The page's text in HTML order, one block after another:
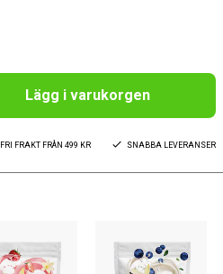
Lägg i varukorgen
FRI FRAKT FRÅN 499 KR SNABBA LEVERANSER